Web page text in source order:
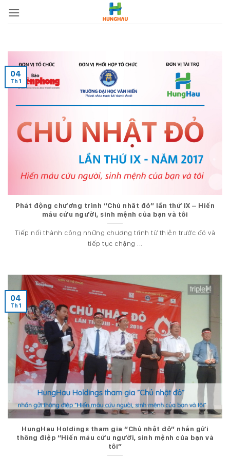
qua
Phát động chương trình “Chủ nhât đỏ” lần thứ IX – Hiến
máu cứu người, sinh mệnh của bạn và tôi
Tiếp nối thành công những chương trình từ thiện trước đó và
tiếp tục chặng ...
04
Th1
HungHau Holdings tham gia “Chủ nhật đỏ” nhắn gửi
thông điệp “Hiến máu cứu người, sinh mệnh của bạn và
tôi”
04
Th1